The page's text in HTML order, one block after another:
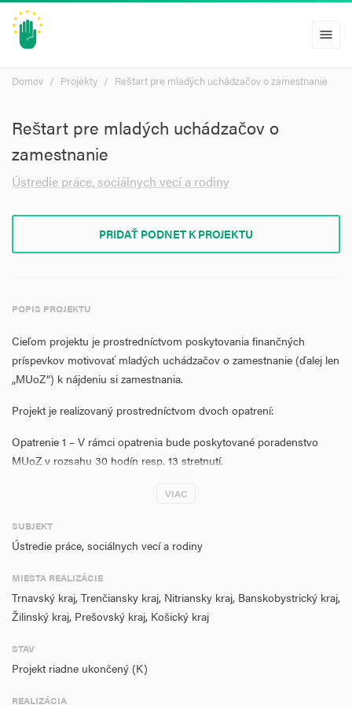
menu
Domov Projekty Reštart pre mladých uchádzačov o zamestnanie
Reštart pre mladých uchádzačov o
zamestnanie
Ústredie práce, sociálnych vecí a rodiny
PRIDAŤ PODNET K PROJEKTU
POPIS PROJEKTU
Cieľom projektu je prostredníctvom poskytovania finančných
príspevkov motivovať mladých uchádzačov o zamestnanie (ďalej len
„MUoZ“) k nájdeniu si zamestnania.
Projekt je realizovaný prostredníctvom dvoch opatrení:
Opatrenie 1 – V rámci opatrenia bude poskytované poradenstvo
MUoZ v rozsahu 30 hodín resp. 13 stretnutí.
Opatrenie 2 – V rámci opatrenia bude poskytovaný finančný
vyradení z evidencie UoZ z dôvodu vzniku pracovného pomeru a
preukázaného nástupu do zamestnania. Finančný príspevok sa
12 mesiacov, vo výške 126,14€ mesačne počas prvých 6 mesiacov, a
následne 63,07€ mesačne ďalších 6 mesiacov.
opatrenie č. 1:
UoZ (NEET) vo veku do 29 rokov (29 rokov mínus jeden deň)
VIAC
SUBJEKT
Ústredie práce, sociálnych vecí a rodiny
MIESTA REALIZÁCIE
Trnavský kraj, Trenčiansky kraj, Nitriansky kraj, Banskobystrický kraj,
Žilinský kraj, Prešovský kraj, Košický kraj
STAV
Projekt riadne ukončený (K)
REALIZÁCIA